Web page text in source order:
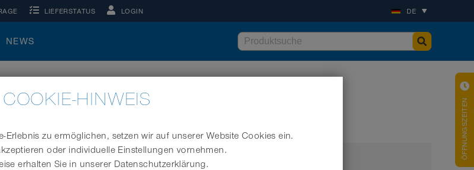
LIEFERSTATUS LOGIN DE
NEWS
ÖFFNUNGSZEITEN
COOKIE-HINWEIS
Erlebnis zu ermöglichen, setzen wir auf unserer Website Cookies ein.
oder individuelle Einstellungen vornehmen.
erhalten Sie in unserer Datenschutzerklärung.